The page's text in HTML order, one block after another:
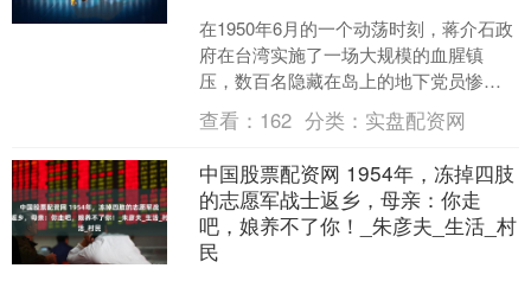
在1950年6月的一个动荡时刻，蒋介石政
府在台湾实施了一场大规模的血腥镇
压，数百名隐藏在岛上的地下党员惨遭
枪决。这些无辜的生命中，既有台湾“国
防部”参谋次长吴石....
查看： 162 分类： 实盘配资网
中国股票配资网 1954年，冻掉四肢
的志愿军战士返乡，母亲：你走
吧，娘养不了你！_朱彦夫_生活_村
民